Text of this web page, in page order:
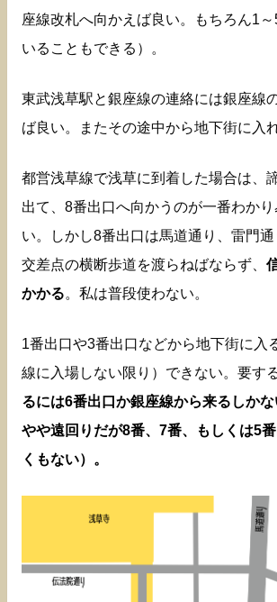
座線改札へ向かえば良い。もちろん1
いることもできる）。
東武浅草駅と銀座線の連絡には銀座線
ば良い。またその途中から地下街に入れ
都営浅草線で浅草に到着した場合は、
出て、8番出口へ向かうのが一番わか
い。しかし8番出口は馬道通り、雷門
交差点の横断歩道を渡らねばならず、
かかる。私は普段使わない。
1番出口や3番出口などから地下街に入
線に入場しない限り）できない。要する
るには6番出口か銀座線から来るしか
やや遠回りだが8番、7番、もしくは5
くもない）。